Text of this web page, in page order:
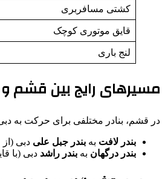
کشتی مسافربری
قایق موتوری کوچک
لنج باری
مسیرهای رایج بین قشم
در قشم، بنادر مختلفی برای حرکت به
بندر لافت به بندر جبل علی دبی
بندر درگهان به بندر راشد دبی (با